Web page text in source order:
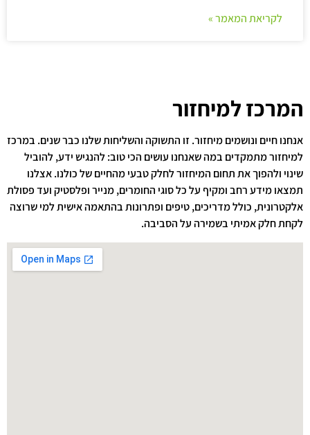
לקריאת המאמר »
המרכז למיחזור
אנחנו חיים ונושמים מיחזור. זו התשוקה והשליחות שלנו כבר שנים. במרכז
למיחזור מתמקדים במה שאנחנו עושים הכי טוב: להנגיש ידע, להוביל
שינוי ולהפוך את תחום המיחזור לחלק טבעי מהחיים של כולנו. אצלנו
תמצאו מידע רחב ומקיף על כל סוגי החומרים, מנייר ופלסטיק ועד פסולת
אלקטרונית, כולל מדריכים, טיפים ופתרונות בהתאמה אישית למי שרוצה
לקחת חלק אמיתי בשמירה על הסביבה.